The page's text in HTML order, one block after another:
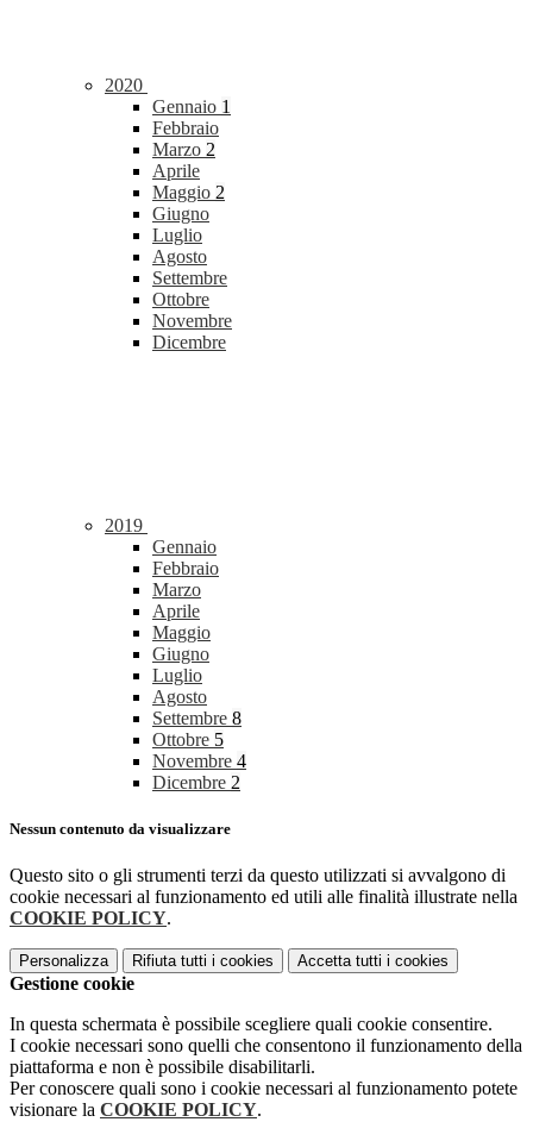
2020
Gennaio 1
Febbraio
Marzo 2
Aprile
Maggio 2
Giugno
Luglio
Agosto
Settembre
Ottobre
Novembre
Dicembre
2019
Gennaio
Febbraio
Marzo
Aprile
Maggio
Giugno
Luglio
Agosto
Settembre 8
Ottobre 5
Novembre 4
Dicembre 2
Nessun contenuto da visualizzare
Questo sito o gli strumenti terzi da questo utilizzati si avvalgono di
cookie necessari al funzionamento ed utili alle finalità illustrate nella
COOKIE POLICY.
Personalizza Rifiuta tutti i cookies Accetta tutti i cookies
Gestione cookie
In questa schermata è possibile scegliere quali cookie consentire.
I cookie necessari sono quelli che consentono il funzionamento della
piattaforma e non è possibile disabilitarli.
Per conoscere quali sono i cookie necessari al funzionamento potete
visionare la COOKIE POLICY.